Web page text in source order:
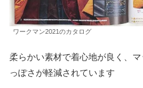
ワークマン2021のカタログ
柔らかい素材で着心地が良く、
っぽさが軽減されています